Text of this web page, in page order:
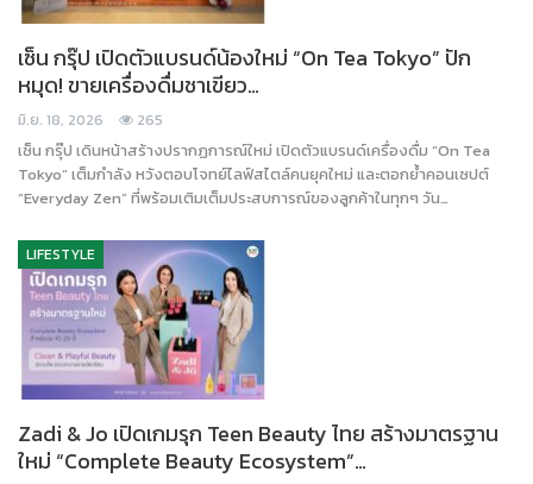
เซ็น กรุ๊ป เปิดตัวแบรนด์น้องใหม่ “On Tea Tokyo” ปัก
หมุด! ขายเครื่องดื่มชาเขียว…
มิ.ย. 18, 2026 265
เซ็น กรุ๊ป เดินหน้าสร้างปรากฏการณ์ใหม่ เปิดตัวแบรนด์เครื่องดื่ม “On Tea
Tokyo” เต็มกำลัง หวังตอบโจทย์ไลฟ์สไตล์คนยุคใหม่ และตอกย้ำคอนเซปต์
“Everyday Zen” ที่พร้อมเติมเต็มประสบการณ์ของลูกค้าในทุกๆ วัน…
LIFESTYLE
Zadi & Jo เปิดเกมรุก Teen Beauty ไทย สร้างมาตรฐาน
ใหม่ “Complete Beauty Ecosystem”…